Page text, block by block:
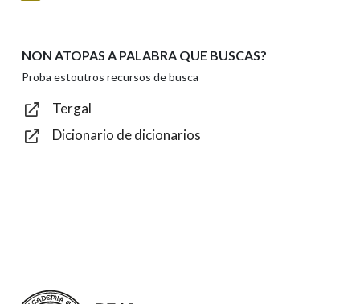
Texto de verificación
NON ATOPAS A PALABRA QUE BUSCAS?
Proba estoutros recursos de busca
Tergal
Dicionario de dicionarios
Real Academia Galega